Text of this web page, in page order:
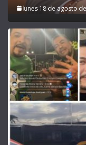
lunes 18 de agosto